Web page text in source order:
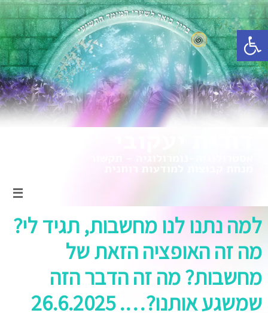
פתח סרגל נגישות
למה נתנו לנו מחשבות, תגיד לי?
מה זה האופציה הזאת של
מחשבות? מה זה הדבר הזה
שמשגע אותנו?…. 26.6.2025